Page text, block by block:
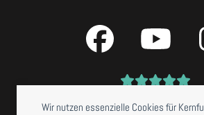
Wir nutzen essenzielle Cookies für
Facebook